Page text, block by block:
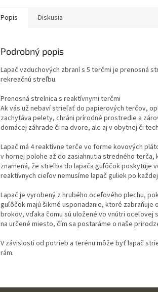
Popis Diskusia
Podrobný popis
Lapač vzduchových zbraní s 5 terčmi je prenosná
rekreačnú streľbu.
Prenosná strelnica s reaktívnymi terčmi
Ak vás už nebaví strieľať do papierových terčov,
zachytáva pelety, chráni prírodné prostredie a
domácej záhrade či na dvore, ale aj v obytnej či
Lapač má 4 reaktívne terče vo forme kovových
v hornej polohe až do zasiahnutia stredného
znamená, že streľba do lapača guľôčok poskytuje
reaktívnych cieľov nemusíme lapač guliek po
Lapač je vyrobený z hrubého oceľového plechu,
guľôčok majú šikmé usporiadanie, ktoré
brokov, vďaka čomu sú uložené vo vnútri
na určené miesto, čím sa postaráme o naše
V závislosti od potrieb a terénu môže byť lapač
rám.